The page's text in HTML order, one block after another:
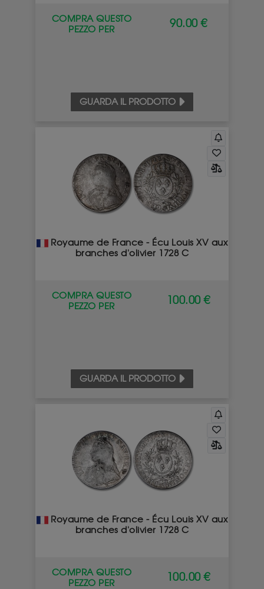
COMPRA QUESTO
PEZZO PER
90.00 €
GUARDA IL PRODOTTO
Royaume de France - Écu Louis XV aux
branches d'olivier 1728 C
COMPRA QUESTO
PEZZO PER
100.00 €
GUARDA IL PRODOTTO
Royaume de France - Écu Louis XV aux
branches d'olivier 1728 C
COMPRA QUESTO
PEZZO PER
100.00 €